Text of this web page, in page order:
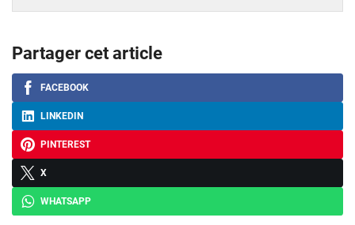
Partager cet article
FACEBOOK
LINKEDIN
PINTEREST
X
WHATSAPP